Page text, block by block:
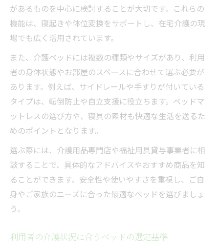
介護ベッド補助金の申請手順とポイント
介護保険を活用した費用軽減術を紹介
自治体独自の介護ベッド補助制度の特徴
障害者用介護ベッドの給付金利用の流れ
介護ベッドの助成金と対象条件を整理
おすすめの介護ベッドサイズや機能とは
介護ベッドのおすすめサイズ選びの基準
介護状況別に選ぶベッド機能のポイント
介護ベッドの安全性と快適性を両立する選
び方
電動介護ベッド導入時の注意点と選び方
があるものを中心に検討することが大切です。これらの
機能は、寝起きや体位変換をサポートし、在宅介護の現
場でも広く活用されています。
また、介護ベッドには複数の種類やサイズがあり、利用
者の身体状態やお部屋のスペースに合わせて選ぶ必要が
あります。例えば、サイドレールや手すりが付いている
タイプは、転倒防止や自立支援に役立ちます。ベッドマ
ットレスの選び方や、寝具の素材も快適な生活を送るた
めのポイントとなります。
選ぶ際には、介護用品専門店や福祉用具貸与事業者に相
談することで、具体的なアドバイスやおすすめ商品を知
ることができます。安全性や使いやすさを重視し、ご自
身やご家族のニーズに合った最適なベッドを選びましょ
う。
利用者の介護状況に合うベッドの選定基準